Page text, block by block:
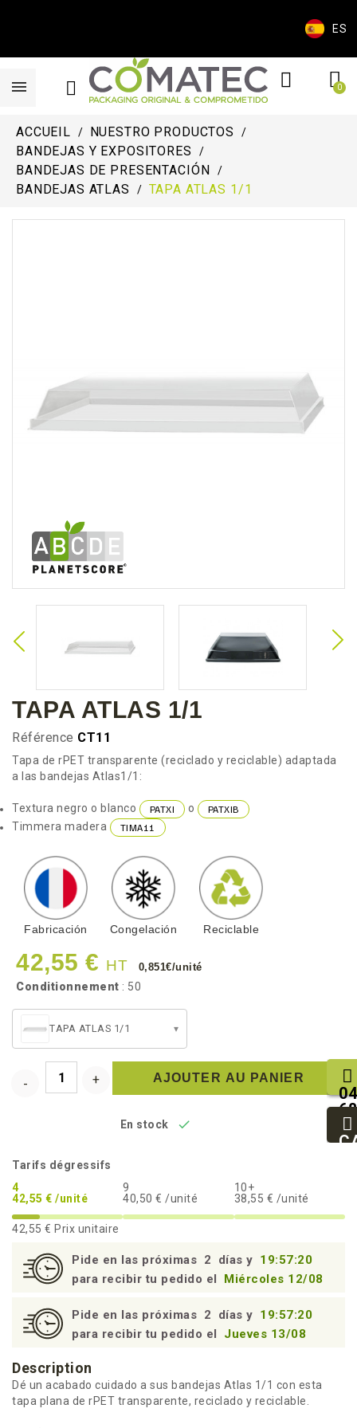
ES
ACCUEIL
NUESTRO PRODUCTOS
BANDEJAS Y EXPOSITORES
BANDEJAS DE PRESENTACIÓN
BANDEJAS ATLAS
TAPA ATLAS 1/1
TAPA ATLAS 1/1
Référence CT11
Tapa de rPET transparente (reciclado y reciclable) adaptada
a las bandejas Atlas1/1:
Textura negro o blanco PATXI o PATXIB
Timmera madera TIMA11
Fabricación Congelación Reciclable
42,55 € HT 0,851€/unité
Conditionnement : 50
TAPA ATLAS 1/1 ▾
AJOUTER AU PANIER
En stock 
Tarifs dégressifs
4
42,55 € /unité
9
40,50 € /unité
10+
38,55 € /unité
42,55 € Prix unitaire
Pide en las próximas 2 días y 19:57:19
para recibir tu pedido el
Miércoles 12/08
Pide en las próximas 2 días y 19:57:19
para recibir tu pedido el
Jueves 13/08
Description
Dé un acabado cuidado a sus bandejas Atlas 1/1 con esta
tapa plana de rPET transparente, reciclado y reciclable.
04
68
25
93